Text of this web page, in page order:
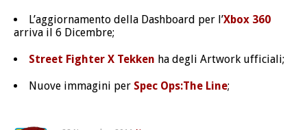
L’aggiornamento della Dashboard per l’Xbox 360
arriva il 6 Dicembre;
Street Fighter X Tekken ha degli Artwork ufficiali;
Nuove immagini per Spec Ops:The Line;